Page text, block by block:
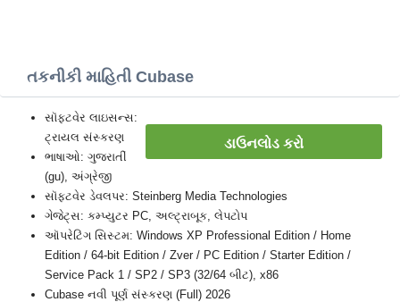
તકનીકી માહિતી Cubase
ડાઉનલોડ કરો
સૉફ્ટવેર લાઇસન્સ:
ટ્રાયલ સંસ્કરણ
ભાષાઓ: ગુજરાતીં
(gu), અંગ્રેજી
સૉફ્ટવેર ડેવલપર: Steinberg Media Technologies
ગેજેટ્સ: કમ્પ્યુટર PC, અલ્ટ્રાબૂક, લેપટોપ
ઑપરેટિંગ સિસ્ટમ: Windows XP Professional Edition / Home
Edition / 64-bit Edition / Zver / PC Edition / Starter Edition /
Service Pack 1 / SP2 / SP3 (32/64 બીટ), x86
Cubase નવી પૂર્ણ સંસ્કરણ (Full) 2026